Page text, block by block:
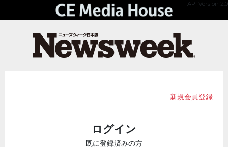
API Version 2.0
新規会員登録
ログイン
既に登録済みの方